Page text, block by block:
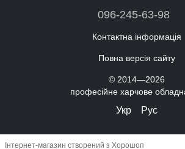
096-245-63-98
Контактна інформація
Повна версія сайту
© 2014—2026
професійне харчове
Укр Рус
Інтернет-магазин створений з Хорошоп